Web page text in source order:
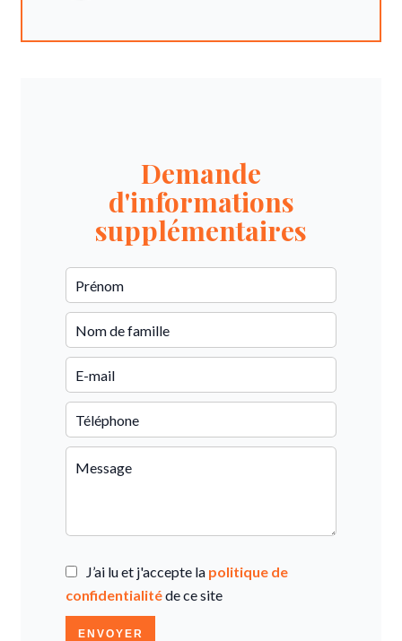
Demande
d'informations
supplémentaires
J’ai lu et j'accepte la politique de
confidentialitéde ce site
ENVOYER